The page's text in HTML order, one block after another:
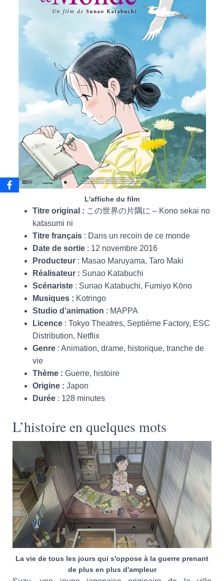
L'affiche du film
Titre original : この世界の片隅に – Kono sekai no
katasumi ni
Titre français : Dans un recoin de ce monde
Date de sortie : 12 novembre 2016
Producteur : Masao Maruyama, Taro Maki
Réalisateur : Sunao Katabuchi
Scénariste : Sunao Katabuchi, Fumiyo Kōno
Musiques : Kotringo
Studio d’animation : MAPPA
Licence : Tokyo Theatres, Septième Factory, ESC
Distribution, Netflix
Genre : Animation, drame, historique, tranche de
vie
Thème : Guerre, histoire
Origine : Japon
Durée : 128 minutes
L’histoire en quelques mots
La vie de tous les jours qui s'oppose à la guerre prenant
de plus en plus d'ampleur